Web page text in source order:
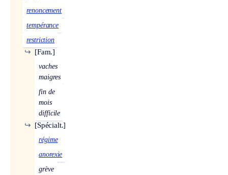
renoncement
tempérance
restriction
[Fam.]
↪
vaches
maigres
fin de
mois
difficile
[Spécialt.]
↪
régime
anorexie
grève